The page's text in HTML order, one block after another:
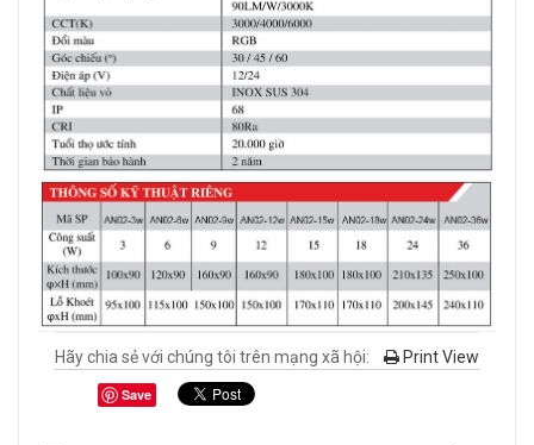
Print View
Hãy chia sẻ với chúng tôi trên mạng xã hội:
Save